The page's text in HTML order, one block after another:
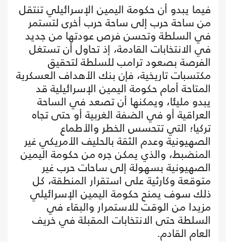
فيما يبدو أن حكومة اليمين الإسرائيلي تنتقل
من ساحة حرب إلى ساحة حرب أخرى لتستمر
في السلطة وتحسن فرص عودتها من جديد
في الانتخابات القادمة، إذ تحاول أن تستغل
الفرصة بصعود ترامب للسلطة لتحقيق
مكتسبات تاريخية، فإن بنك الأهداف العسكرية
المتاحة أمام حكومة اليمين الإسرائيلية قد
يبدو مليئا، ويمكنها أن تصعد في الساحة
العراقية أو في الضفة الغربية أو حتى تجاه
تركيا؛ التي تتحسس الخطر والأطماع
الصهيونية وعدم الثقة بالحليف الأمريكي غير
المنضبط، والذي يمكن جره من حكومة اليمين
الصهيونية بسهولة إلى ساحات حرب غير
متوقعة وكارثية على استقرار المنطقة، كل
ذلك سوف يمنح حكومة اليمين الإسرائيلي
مزيدا من الوقت للاستمرار والبقاء في
السلطة حتى الانتخابات المقبلة في خريف
العام القادم.